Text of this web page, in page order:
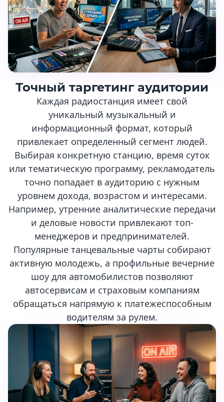
Точный таргетинг аудитории
Каждая радиостанция имеет свой
уникальный музыкальный и
информационный формат, который
привлекает определенный сегмент людей.
Выбирая конкретную станцию, время суток
или тематическую программу, рекламодатель
точно попадает в аудиторию с нужным
уровнем дохода, возрастом и интересами.
Например, утренние аналитические передачи
и деловые новости привлекают топ-
менеджеров и предпринимателей.
Популярные танцевальные чарты собирают
активную молодежь, а профильные вечерние
шоу для автомобилистов позволяют
автосервисам и страховым компаниям
обращаться напрямую к платежеспособным
водителям за рулем.